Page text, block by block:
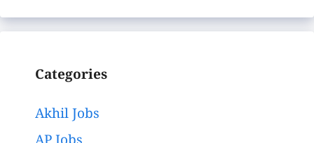
Categories
Akhil Jobs